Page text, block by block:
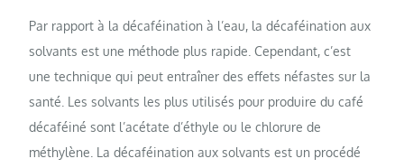
Par rapport à la décaféination à l’eau, la décaféination aux
solvants est une méthode plus rapide. Cependant, c’est
une technique qui peut entraîner des effets néfastes sur la
santé. Les solvants les plus utilisés pour produire du café
décaféiné sont l’acétate d’éthyle ou le chlorure de
méthylène. La décaféination aux solvants est un procédé